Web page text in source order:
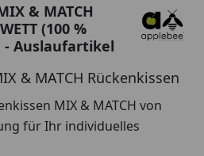
& MATCH
(100 %
- Auslaufartikel
& MATCH Rückenkissen
MIX & MATCH von
für Ihr individuelles